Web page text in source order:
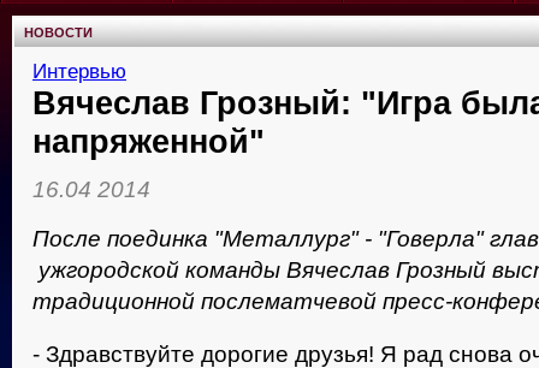
НОВОСТИ
Интервью
Вячеслав Грозный: "Игра
напряженной"
16.04 2014
После поединка "Металлург" - "Говерла"
ужгородской команды Вячеслав Грозный
традиционной послематчевой пресс-
- Здравствуйте дорогие друзья! Я рад снова